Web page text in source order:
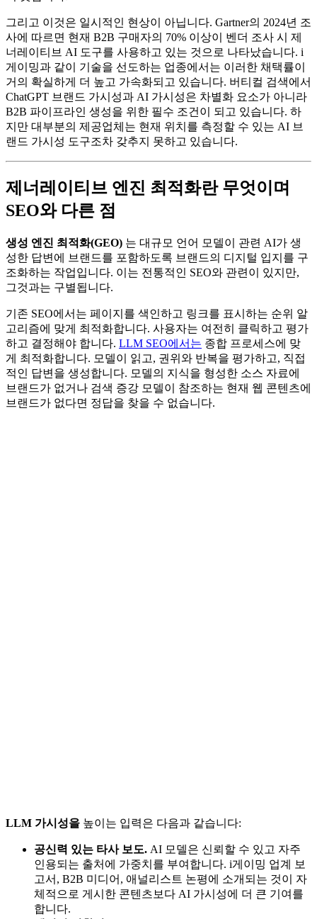
그리고 이것은 일시적인 현상이 아닙니다. Gartner의 2024년 조
사에 따르면 현재 B2B 구매자의 70% 이상이 벤더 조사 시 제
너레이티브 AI 도구를 사용하고 있는 것으로 나타났습니다. i
게이밍과 같이 기술을 선도하는 업종에서는 이러한 채택률이
거의 확실하게 더 높고 가속화되고 있습니다. 버티컬 검색에서
ChatGPT 브랜드 가시성과 AI 가시성은 차별화 요소가 아니라
B2B 파이프라인 생성을 위한 필수 조건이 되고 있습니다. 하
지만 대부분의 제공업체는 현재 위치를 측정할 수 있는 AI 브
랜드 가시성 도구조차 갖추지 못하고 있습니다.
제너레이티브 엔진 최적화란 무엇이며
SEO와 다른 점
생성 엔진 최적화(GEO) 는 대규모 언어 모델이 관련 AI가 생
성한 답변에 브랜드를 포함하도록 브랜드의 디지털 입지를 구
조화하는 작업입니다. 이는 전통적인 SEO와 관련이 있지만,
그것과는 구별됩니다.
기존 SEO에서는 페이지를 색인하고 링크를 표시하는 순위 알
고리즘에 맞게 최적화합니다. 사용자는 여전히 클릭하고 평가
하고 결정해야 합니다. LLM SEO에서는 종합 프로세스에 맞
게 최적화합니다. 모델이 읽고, 권위와 반복을 평가하고, 직접
적인 답변을 생성합니다. 모델의 지식을 형성한 소스 자료에
브랜드가 없거나 검색 증강 모델이 참조하는 현재 웹 콘텐츠에
브랜드가 없다면 정답을 찾을 수 없습니다.
LLM 가시성을 높이는 입력은 다음과 같습니다:
공신력 있는 타사 보도. AI 모델은 신뢰할 수 있고 자주
인용되는 출처에 가중치를 부여합니다. i게이밍 업계 보
고서, B2B 미디어, 애널리스트 논평에 소개되는 것이 자
체적으로 게시한 콘텐츠보다 AI 가시성에 더 큰 기여를
합니다.